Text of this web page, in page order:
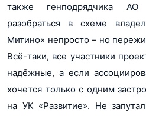
также генподрядчика
разобраться в схеме
Митино» непросто – но
Всё-таки, все участники
надёжные, а если
хочется только с одним
на УК «Развитие». Не